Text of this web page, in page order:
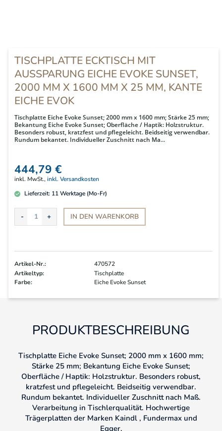
TISCHPLATTE ECKTISCH MIT
AUSSPARUNG EICHE EVOKE SUNSET,
2000 MM X 1600 MM X 25 MM, KANTE
EICHE EVOK
Tischplatte Eiche Evoke Sunset; 2000 mm x 1600 mm; Stärke 25 mm;
Bekantung Eiche Evoke Sunset; Oberfläche / Haptik: Holzstruktur.
Besonders robust, kratzfest und pflegeleicht. Beidseitig verwendbar.
Rundum bekantet. Individueller Zuschnitt nach Ma...
444,79 €
inkl. MwSt.,inkl. Versandkosten
Lieferzeit: 11Werktage (Mo-Fr)
IN DEN WARENKORB
Artikel-Nr.:
470572
Artikeltyp:
Tischplatte
Farbe:
Eiche Evoke Sunset
PRODUKTBESCHREIBUNG
Tischplatte Eiche Evoke Sunset; 2000 mm x 1600 mm;
Stärke 25 mm; Bekantung Eiche Evoke Sunset;
Oberfläche / Haptik: Holzstruktur. Besonders robust,
kratzfest und pflegeleicht. Beidseitig verwendbar.
Rundum bekantet. Individueller Zuschnitt nach Maß.
Verarbeitung in Tischlerqualität. Hochwertige
Trägerplatten der Marken Kaindl , Fundermax und
Egger.